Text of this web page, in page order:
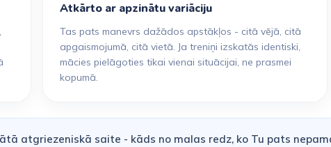
Atkārto ar apzinātu variāciju
Tas pats manevrs dažādos apstākļos - citā vējā, citā
apgaismojumā, citā vietā. Ja treniņi izskatās identiski,
mācies pielāgoties tikai vienai situācijai, ne prasmei
kopumā.
atgriezeniskā saite - kāds no malas redz, ko Tu pats